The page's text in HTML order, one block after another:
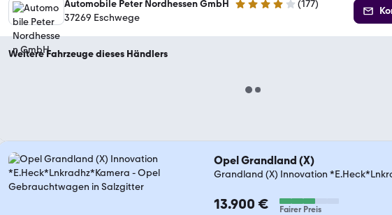
Automobile Peter Nordhessen GmbH 4.2 Sterne (177)
37269 Eschwege
Weitere Fahrzeuge dieses Händlers
Opel Grandland (X)
Grandland (X) Innovation
13.900 € Fairer Preis